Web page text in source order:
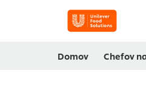
Domov Chefov